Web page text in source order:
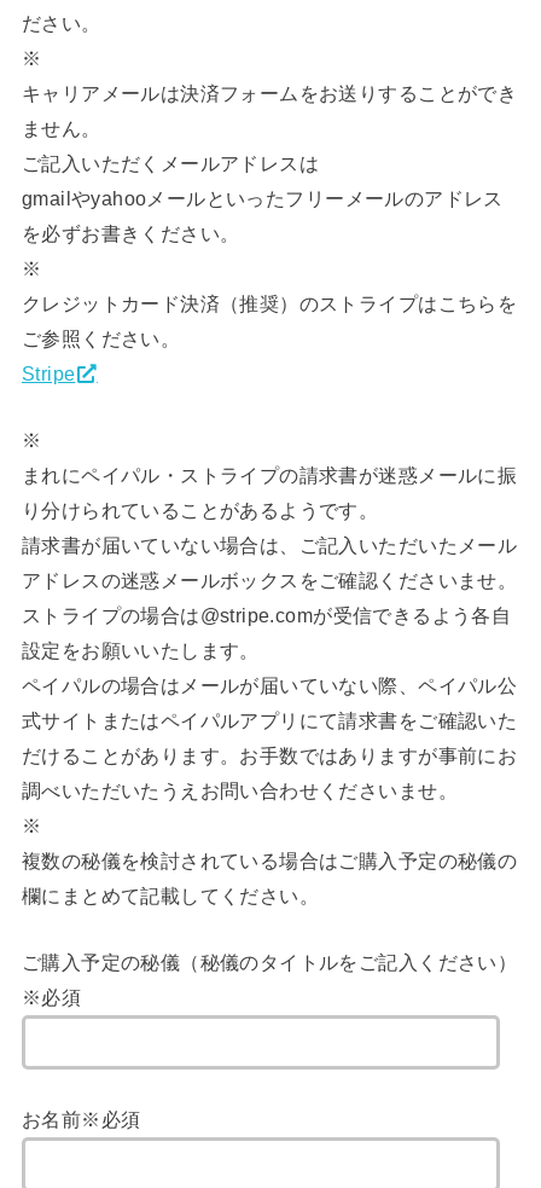
ださい。
※
キャリアメールは決済フォームをお送りすることができ
ません。
ご記入いただくメールアドレスは
gmailやyahooメールといったフリーメールのアドレス
を必ずお書きください。
※
クレジットカード決済（推奨）のストライプはこちらを
ご参照ください。
Stripe
※
まれにペイパル・ストライプの請求書が迷惑メールに振
り分けられていることがあるようです。
請求書が届いていない場合は、ご記入いただいたメール
アドレスの迷惑メールボックスをご確認くださいませ。
ストライプの場合は@stripe.comが受信できるよう各自
設定をお願いいたします。
ペイパルの場合はメールが届いていない際、ペイパル公
式サイトまたはペイパルアプリにて請求書をご確認いた
だけることがあります。お手数ではありますが事前にお
調べいただいたうえお問い合わせくださいませ。
※
複数の秘儀を検討されている場合はご購入予定の秘儀の
欄にまとめて記載してください。
ご購入予定の秘儀（秘儀のタイトルをご記入ください）
※必須
お名前※必須